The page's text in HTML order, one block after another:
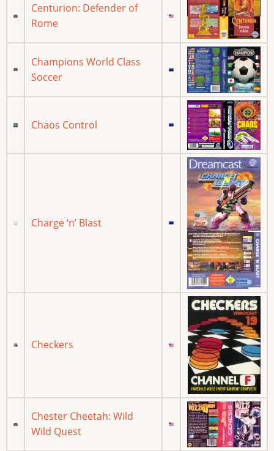
Centurion: Defender of
Rome
Champions World Class
Soccer
Chaos Control
Charge ‘n’ Blast
Checkers
Chester Cheetah: Wild
Wild Quest